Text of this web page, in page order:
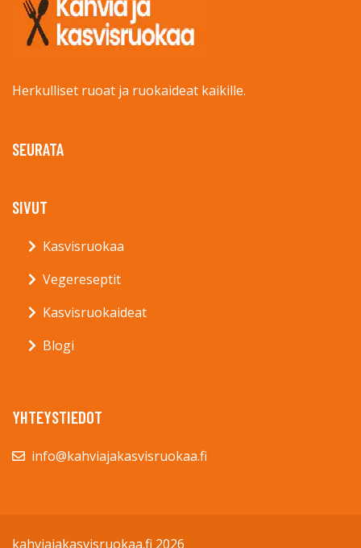
Herkulliset ruoat ja ruokaideat kaikille.
SEURATA
SIVUT
Kasvisruokaa
Vegereseptit
Kasvisruokaideat
Blogi
YHTEYSTIEDOT
info@kahviajakasvisruokaa.fi
kahviajakasvisruokaa.fi 2026